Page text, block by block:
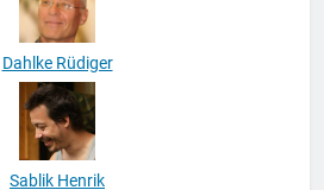
Dahlke Rüdiger